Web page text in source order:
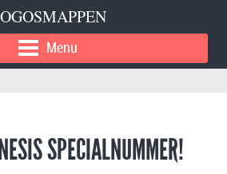
Menu
SPECIALNUMMER!